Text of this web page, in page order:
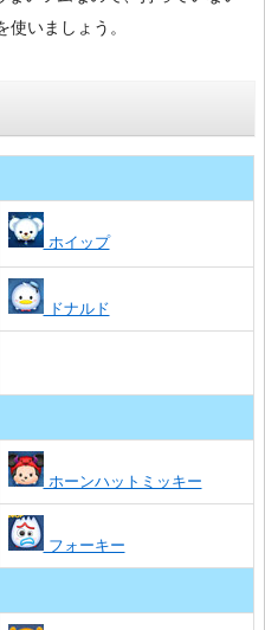
いましょう。
ホイップ
ドナルド
ホーンハットミッキー
フォーキー